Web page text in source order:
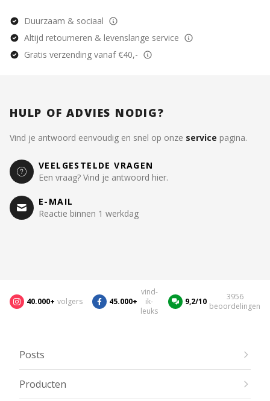
Duurzaam & sociaal
Altijd retourneren & levenslange service
Gratis verzending vanaf €40,-
HULP OF ADVIES NODIG?
Vind je antwoord eenvoudig en snel op onze service pagina.
VEELGESTELDE VRAGEN
Een vraag? Vind je antwoord hier.
E-MAIL
Reactie binnen 1 werkdag
40.000+ volgers 45.000+
vind-
ik-
leuks
9,2/10
3956
beoordelingen
Posts
Producten